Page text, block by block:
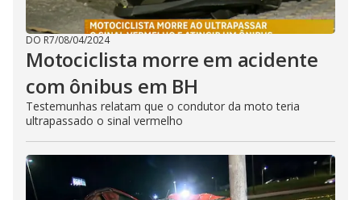
DO R7/08/04/2024
Motociclista morre em acidente
com ônibus em BH
Testemunhas relatam que o condutor da moto teria
ultrapassado o sinal vermelho